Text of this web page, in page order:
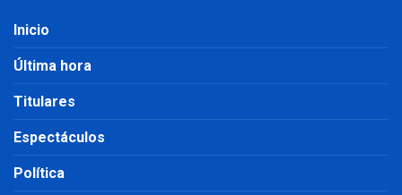
Inicio
Última hora
Titulares
Espectáculos
Política